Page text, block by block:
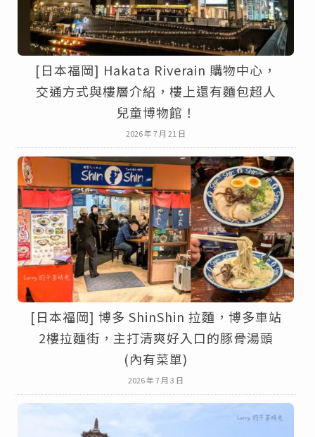
[日本福岡] Hakata Riverain 購物中心，
交通方式與樓層介紹，樓上還有麵包超人
兒童博物館！
2026 年 7 月 21 日
[日本福岡] 博多 ShinShin 拉麵，博多車站
2樓拉麵街，主打清爽好入口的豚骨湯頭
(內有菜單)
2026 年 7 月 3 日